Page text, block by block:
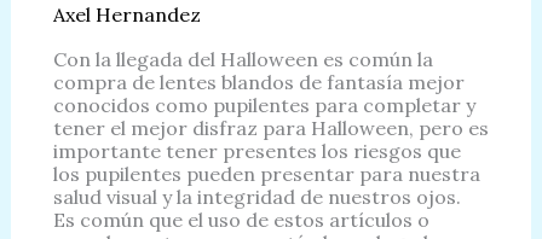
Axel Hernandez
Con la llegada del Halloween es común la
compra de lentes blandos de fantasía mejor
conocidos como pupilentes para completar y
tener el mejor disfraz para Halloween, pero es
importante tener presentes los riesgos que
los pupilentes pueden presentar para nuestra
salud visual y la integridad de nuestros ojos.
Es común que el uso de estos artículos o